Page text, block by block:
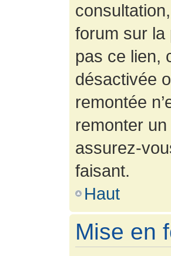
forum sur la
pas ce lien,
désactivée
remontée
remonter
assurez-
faisant.
Haut
Mise en